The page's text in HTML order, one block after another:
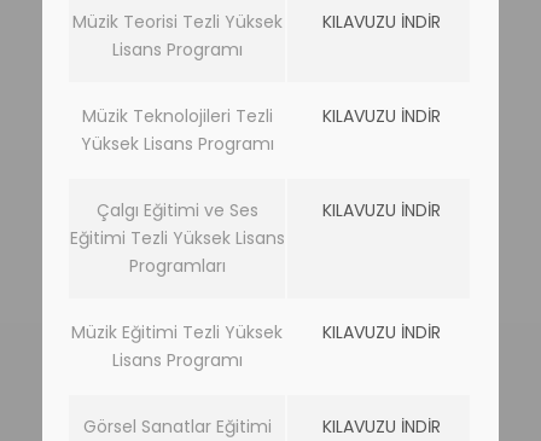
Müzik Teorisi Tezli Yüksek
Lisans Programı
KILAVUZU İNDİR
Müzik Teknolojileri Tezli
Yüksek Lisans Programı
KILAVUZU İNDİR
Çalgı Eğitimi ve Ses
Eğitimi Tezli Yüksek Lisans
Programları
KILAVUZU İNDİR
Müzik Eğitimi Tezli Yüksek
Lisans Programı
KILAVUZU İNDİR
Görsel Sanatlar Eğitimi
KILAVUZU İNDİR